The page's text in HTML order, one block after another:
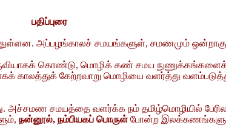
பதிப்புரை
அப்பழங்காலச் சமயங்களுள், சமணமும்
கொண்டு, மொழிக் கண் சமய நுணுக்கங்களைக்
கேற்றவாறு மொழியை வளர்த்து
சமயத்தை வளர்க்க நம் தமிழ்மொழியில்
நன்னூல், நம்பியகப் பொருள் போன்ற இலக்கணங்களும்